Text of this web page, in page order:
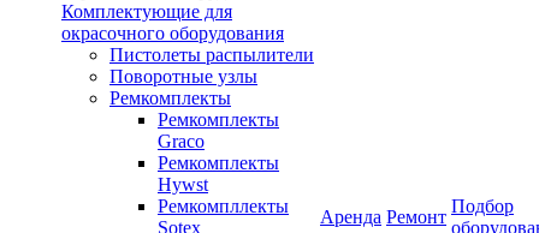
Комплектующие для
окрасочного оборудования
Пистолеты распылители
Поворотные узлы
Ремкомплекты
Ремкомплекты
Graco
Ремкомплекты
Hywst
Ремкомпллекты
Sotex
Аренда Ремонт
Подбор